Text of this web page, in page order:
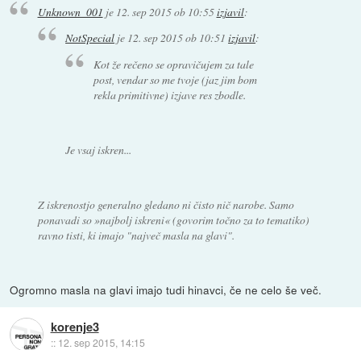
Unknown_001 je 12. sep 2015 ob 10:55izjavil:
NotSpecial je 12. sep 2015 ob 10:51 izjavil:
Kot že rečeno se opravičujem za tale
post, vendar so me tvoje (jaz jim bom
rekla primitivne) izjave res zbodle.
Je vsaj iskren...
Z iskrenostjo generalno gledano ni čisto nič narobe. Samo
ponavadi so »najbolj iskreni« (govorim točno za to tematiko)
ravno tisti, ki imajo "največ masla na glavi".
Ogromno masla na glavi imajo tudi hinavci, če ne celo še več.
korenje3
:: 12. sep 2015, 14:15